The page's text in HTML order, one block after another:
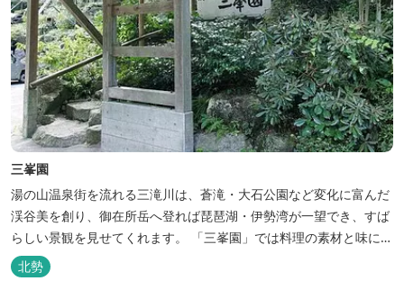
三峯園
湯の山温泉街を流れる三滝川は、蒼滝・大石公園など変化に富んだ
渓谷美を創り、御在所岳へ登れば琵琶湖・伊勢湾が一望でき、すば
らしい景観を見せてくれます。 「三峯園」では料理の素材と味にも
こだわり、お客様に四季の織り成す景観と、いい湯、いい味、めぐ
りあいをお届けいたします。
北勢